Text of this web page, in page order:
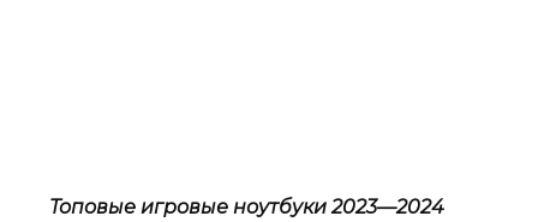
Топовые игровые ноутбуки 2023—2024